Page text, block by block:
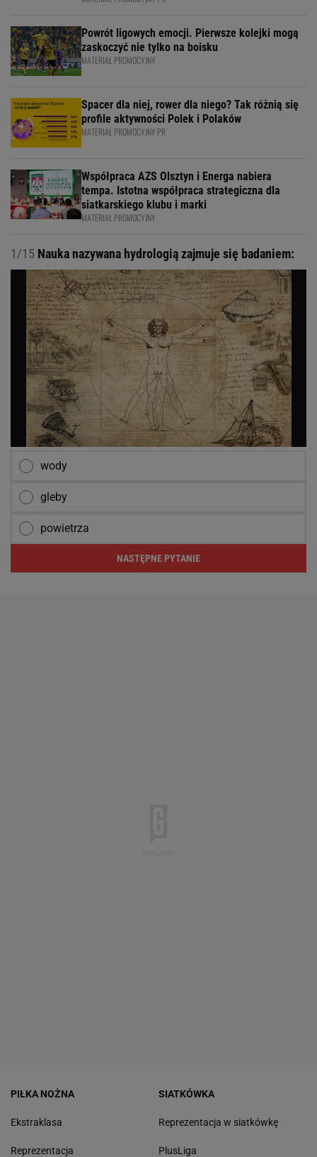
Powrót ligowych emocji. Pierwsze kolejki mogą
zaskoczyć nie tylko na boisku
MATERIAŁ PROMOCYJNY
Spacer dla niej, rower dla niego? Tak różnią się
profile aktywności Polek i Polaków
MATERIAŁ PROMOCYJNY PR
Współpraca AZS Olsztyn i Energa nabiera
tempa. Istotna współpraca strategiczna dla
siatkarskiego klubu i marki
MATERIAŁ PROMOCYJNY
1/15 Nauka nazywana hydrologią zajmuje się badaniem:
wody
gleby
powietrza
NASTĘPNE PYTANIE
PIŁKA NOŻNA
Ekstraklasa
Reprezentacja
SIATKÓWKA
Reprezentacja w siatkówkę
PlusLiga